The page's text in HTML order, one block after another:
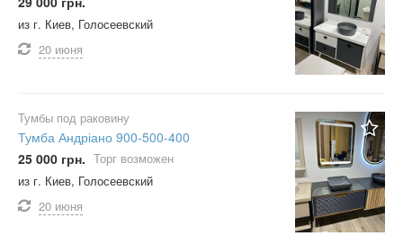
из г. Киев, Голосеевский
20 июня
Тумбы под раковину
Тумба Андріано 900-500-400
25 000 грн. Торг возможен
из г. Киев, Голосеевский
20 июня